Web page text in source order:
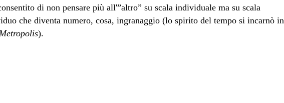
di non pensare più all'”altro” su scala individuale ma su scala
che diventa numero, cosa, ingranaggio (lo spirito del tempo si incarnò in
Metropolis).